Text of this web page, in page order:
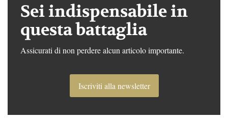
Sei indispensabile in
questa battaglia
Assicurati di non perdere alcun articolo importante.
Iscriviti alla newsletter